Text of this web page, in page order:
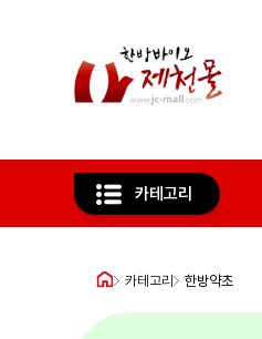
카테고리
카테고리 한방약초